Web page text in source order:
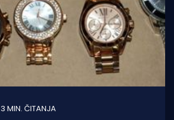
3 MIN. ČITANJA